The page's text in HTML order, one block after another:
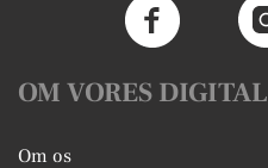
OM VORES DIGITAL
Om os